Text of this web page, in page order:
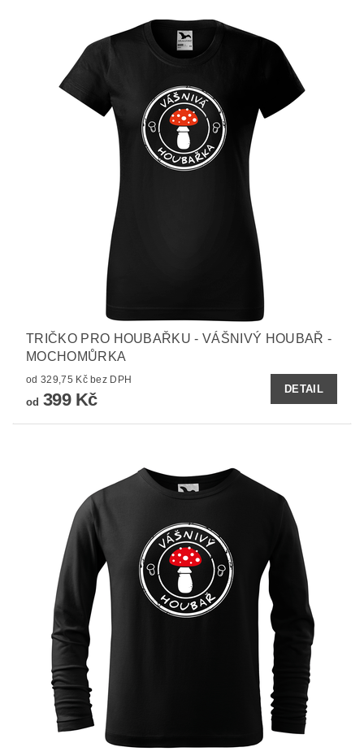
TRIČKO PRO HOUBAŘKU - VÁŠNIVÝ HOUBAŘ -
MOCHOMŮRKA
od 329,75 Kč bez DPH
od 399 Kč
DETAIL